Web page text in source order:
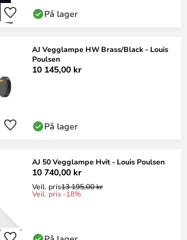
På lager
AJ Vegglampe HW Brass/Black - Louis
Poulsen
10 145,00 kr
På lager
AJ 50 Vegglampe Hvit - Louis Poulsen
10 740,00 kr
Veil. pris13 195,00 kr
Veil. pris -18%